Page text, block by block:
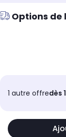
Options de
1 autre offredès